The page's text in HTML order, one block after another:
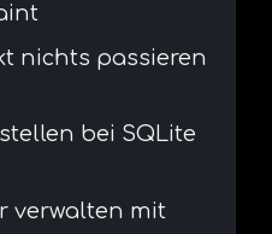
nichts passieren
bei SQLite
verwalten mit